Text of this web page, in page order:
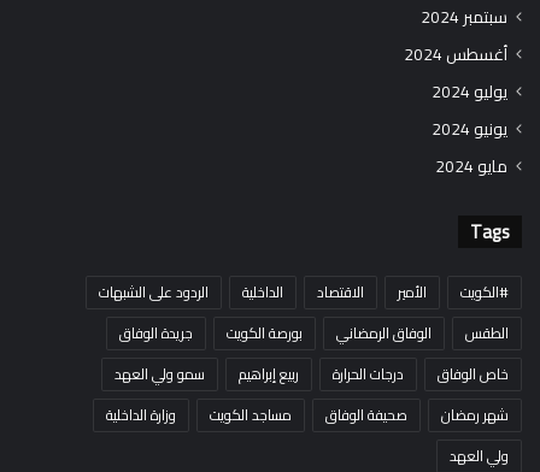
سبتمبر 2024
أغسطس 2024
يوليو 2024
يونيو 2024
مايو 2024
Tags
#الكويت الأمير الاقتصاد الداخلية
الردود على الشبهات
الطقس
الوفاق الرمضاني بورصة الكويت
جريدة الوفاق
خاص الوفاق
درجات الحرارة ربيع إبراهيم
سمو ولي العهد
شهر رمضان
صحيفة الوفاق مساجد الكويت
وزارة الداخلية
ولي العهد